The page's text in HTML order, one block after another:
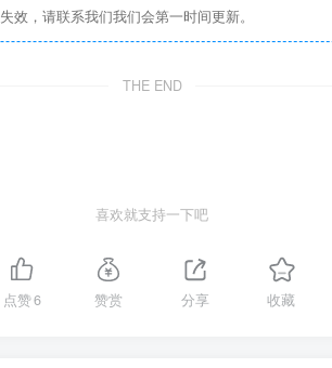
效，请联系我们我们会第一时间更新。
THE END
喜欢就支持一下吧
点赞6 赞赏 分享 收藏